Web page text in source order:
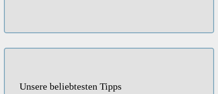
Unsere beliebtesten Tipps